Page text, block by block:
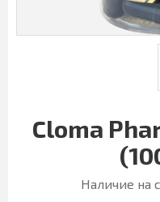
Cloma
Наличие на